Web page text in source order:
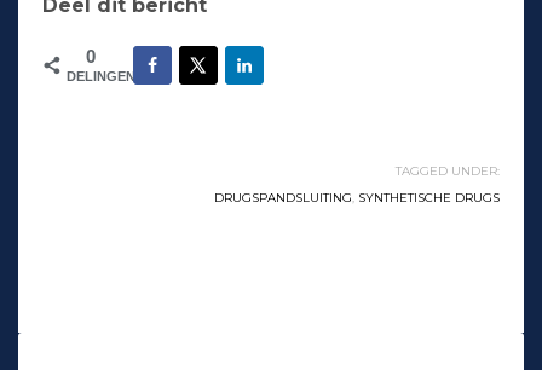
Deel dit bericht
0
DELINGEN
TAGGED UNDER:
DRUGSPANDSLUITING, SYNTHETISCHE DRUGS